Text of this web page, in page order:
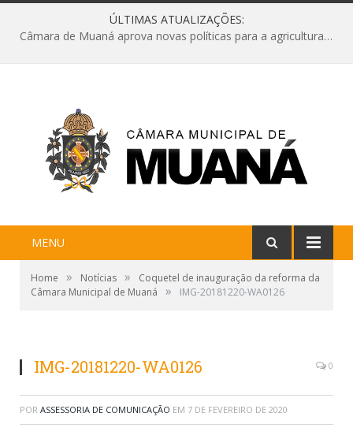
ÚLTIMAS ATUALIZAÇÕES:
Câmara de Muaná aprova novas políticas para a agricultura e solicita reforma da Ponte do Reduto
MENU
Home » Notícias »
Coquetel de inauguração da reforma da
Câmara Municipal de Muaná
» IMG-20181220-WA0126
IMG-20181220-WA0126 0
POR ASSESSORIA DE COMUNICAÇÃO EM 7 DE FEVEREIRO DE 2020